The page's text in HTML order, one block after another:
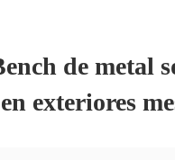
de metal
exteriores